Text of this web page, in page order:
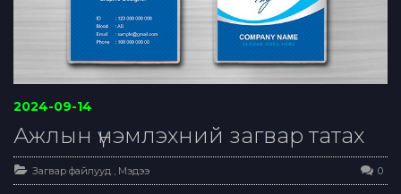
2024-09-14
Ажлын үнэмлэхний загвар татах
Загвар файлууд , Мэдээ 0